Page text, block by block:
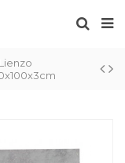
Lienzo